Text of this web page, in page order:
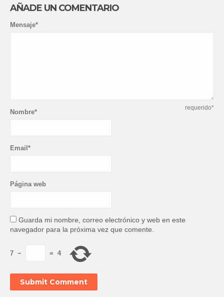
AÑADE UN COMENTARIO
Mensaje*
requerido*
Nombre*
Email*
Página web
Guarda mi nombre, correo electrónico y web en este
navegador para la próxima vez que comente.
7 − = 4